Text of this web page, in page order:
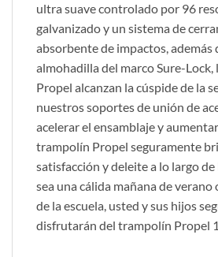
ultra suave controlado por 96
galvanizado y un sistema de
absorbente de impactos, además
almohadilla del marco Sure-
Propel alcanzan la cúspide de la
nuestros soportes de unión de
acelerar el ensamblaje y
trampolín Propel seguramente
satisfacción y deleite a lo largo de
sea una cálida mañana de verano
de la escuela, usted y sus hijos
disfrutarán del trampolín Propel